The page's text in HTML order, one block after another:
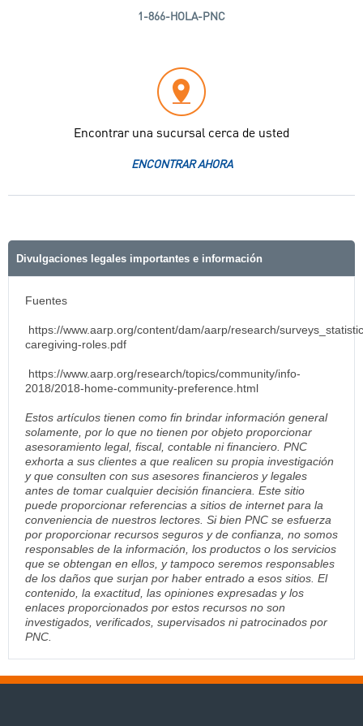
1-866-HOLA-PNC
Encontrar una sucursal cerca de usted
ENCONTRAR AHORA
Divulgaciones legales importantes e información
Fuentes
https://www.aarp.org/content/dam/aarp/research/
caregiving-roles.pdf
https://www.aarp.org/research/topics/community/info-
2018/2018-home-community-preference.html
Estos artículos tienen como fin brindar información general
solamente, por lo que no tienen por objeto proporcionar
asesoramiento legal, fiscal, contable ni financiero. PNC
exhorta a sus clientes a que realicen su propia investigación
y que consulten con sus asesores financieros y legales
antes de tomar cualquier decisión financiera. Este sitio
puede proporcionar referencias a sitios de internet para la
conveniencia de nuestros lectores. Si bien PNC se esfuerza
por proporcionar recursos seguros y de confianza, no somos
responsables de la información, los productos o los servicios
que se obtengan en ellos, y tampoco seremos responsables
de los daños que surjan por haber entrado a esos sitios. El
contenido, la exactitud, las opiniones expresadas y los
enlaces proporcionados por estos recursos no son
investigados, verificados, supervisados ni patrocinados por
PNC.